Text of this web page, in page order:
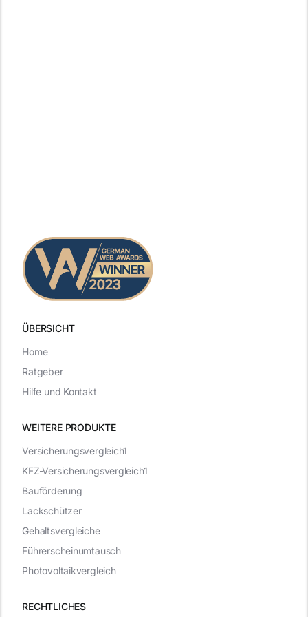
ÜBERSICHT
WEITERE PRODUKTE
RECHTLICHES
Versicherungsvergleich1
KFZ-Versicherungsvergleich1
Bauförderung
Lackschützer
Gehaltsvergleiche
Führerscheinumtausch
Photovoltaikvergleich
Home
Ratgeber
Hilfe und Kontakt